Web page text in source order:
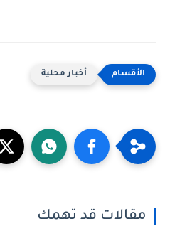
أخبار محلية
مقالات قد تهمك